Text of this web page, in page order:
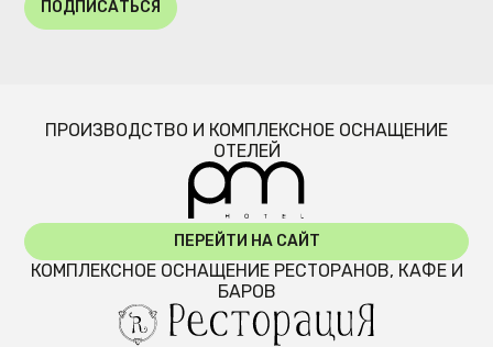
ПОДПИСАТЬСЯ
ПРОИЗВОДСТВО И КОМПЛЕКСНОЕ ОСНАЩЕНИЕ
ОТЕЛЕЙ
ПЕРЕЙТИ НА САЙТ
КОМПЛЕКСНОЕ ОСНАЩЕНИЕ РЕСТОРАНОВ, КАФЕ И
БАРОВ